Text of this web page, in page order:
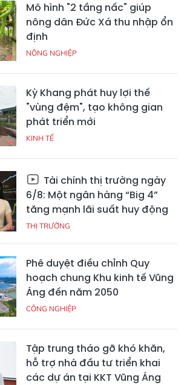
Mô hình "2 tầng nấc" giúp
nông dân Đức Xá thu nhập ổn
định
NÔNG NGHIỆP
Kỳ Khang phát huy lợi thế
"vùng đệm", tạo không gian
phát triển mới
KINH TẾ
Tài chính thị trường ngày
6/8: Một ngân hàng “Big 4”
tăng mạnh lãi suất huy động
THỊ TRƯỜNG
Phê duyệt điều chỉnh Quy
hoạch chung Khu kinh tế Vũng
Áng đến năm 2050
CÔNG NGHIỆP
Tập trung tháo gỡ khó khăn,
hỗ trợ nhà đầu tư triển khai
các dự án tại KKT Vũng Áng